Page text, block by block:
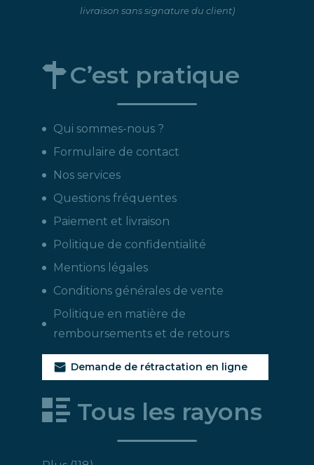
livraison sans signature du client)
C’est pratique
Qui sommes-nous ?
Formulaire de contact
Nos services
Questions fréquentes
Paiement et livraison
Politique de confidentialité
Mentions légales
Conditions générales de vente
Politique en matière de
remboursements et de retours
Demande de rétractation en ligne
Tous les rayons